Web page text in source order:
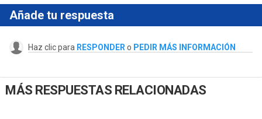
Añade tu respuesta
Haz clic para RESPONDER o PEDIR MÁS INFORMACIÓN
MÁS RESPUESTAS RELACIONADAS